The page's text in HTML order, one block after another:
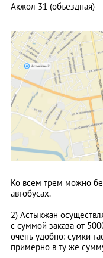
Акжол 31 (объездная)
Ко всем трем можно
автобусах.
2) Астыкжан
с суммой заказа от
очень удобно: сумки
примерно в ту же